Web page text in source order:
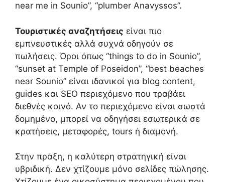
near me in Sounio”, “plumber Anavyssos”.
Τουριστικές αναζητήσεις είναι πιο
εμπνευστικές αλλά συχνά οδηγούν σε
πωλήσεις. Όροι όπως “things to do in Sounio”,
“sunset at Temple of Poseidon”, “best beaches
near Sounio” είναι ιδανικοί για blog content,
guides και SEO περιεχόμενο που τραβάει
διεθνές κοινό. Αν το περιεχόμενο είναι σωστά
δομημένο, μπορεί να οδηγήσει εσωτερικά σε
κρατήσεις, μεταφορές, tours ή διαμονή.
Στην πράξη, η καλύτερη στρατηγική είναι
υβριδική. Δεν χτίζουμε μόνο σελίδες πώλησης.